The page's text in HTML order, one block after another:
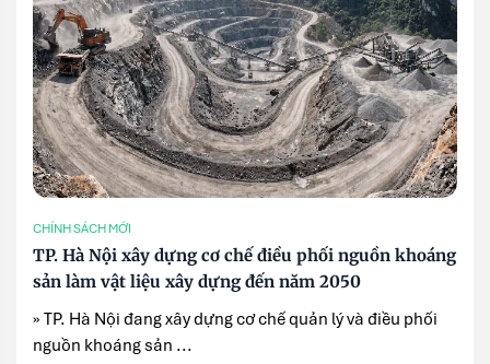
CHÍNH SÁCH MỚI
TP. Hà Nội xây dựng cơ chế điều phối nguồn khoáng
sản làm vật liệu xây dựng đến năm 2050
» TP. Hà Nội đang xây dựng cơ chế quản lý và điều phối
nguồn khoáng sản ...